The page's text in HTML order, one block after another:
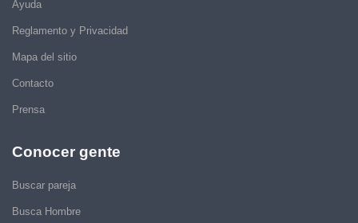
Ayuda
Reglamento y Privacidad
Mapa del sitio
Contacto
Prensa
Conocer gente
Buscar pareja
Busca Hombre